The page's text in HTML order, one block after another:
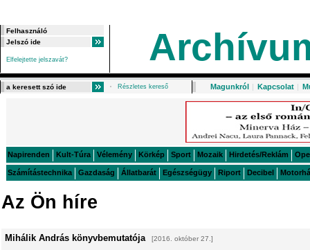
Elfelejtette jelszavát?
Részletes kereső Magunkról | Kapcsolat |
Napirenden Kult-Túra Vélemény Körkép Sport Mozaik Hirdetés/Reklám
Számítástechnika Gazdaság Állatbarát Egészségügy Riport Decibel
Az Ön híre
Mihálik András könyvbemutatója [2016. október 27.]